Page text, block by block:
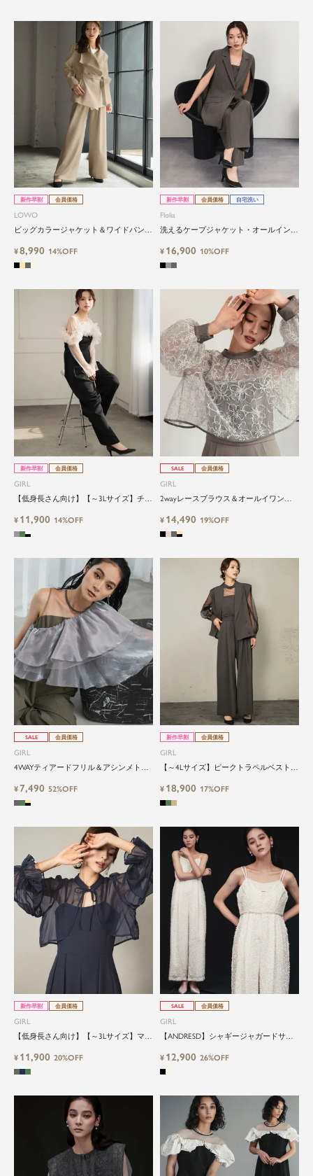
新作早割 会員価格
LOWO
ビッグカラージャケット＆ワイドパンツ
¥8,990 14%OFF
新作早割 会員価格 自宅洗い
Flolia
洗えるケープジャケット・オールインワ
¥ 16,900 10%OFF
新作早割 会員価格
GIRL
【低身長さん向け】【～3Lサイズ】チュ
ンツドレス
¥ 11,900 14%OFF
SALE 会員価格
GIRL
2wayレースブラウス＆オールイワンパ
¥ 14,490 19%OFF
SALE 会員価格
GIRL
4WAYティアードフリル＆アシンメトリ
ドレス【パンツドレス 体型カバー お呼
ばれ 二次会 結婚式 着回し抜群 きれいめ
¥7,490 52%OFF
新作早割 会員価格
GIRL
【～4Lサイズ】ピークトラペルベスト＆
ビスチェ風ロンパースオールインワン3
点セットパーティードレス
¥ 18,900 17%OFF
新作早割 会員価格
GIRL
【低身長さん向け】【～3Lサイズ】マル
ャミソールオールインワン2点セットパ
ーティードレス
¥ 11,900 20%OFF
SALE 会員価格
GIRL
【ANDRESD】シャギージャガードサテ
ン結婚式パンツドレス
¥ 12,900 26%OFF